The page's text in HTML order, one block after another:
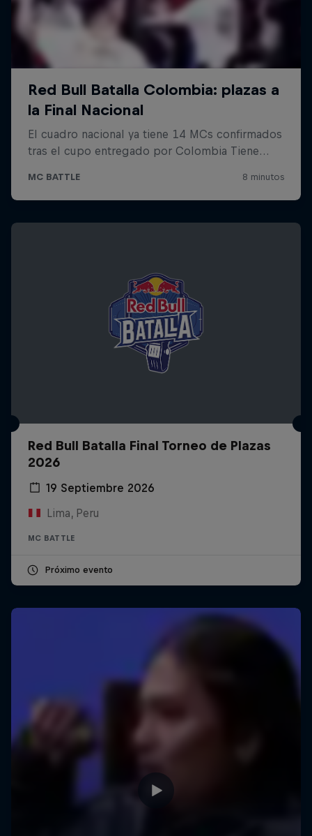
Red Bull Batalla Final Torneo de Plazas
2026
19 Septiembre 2026
Lima, Peru
MC BATTLE
Próximo evento